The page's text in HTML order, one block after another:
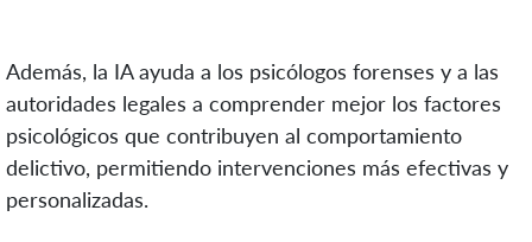
Además, la IA ayuda a los psicólogos forenses y a las
autoridades legales a comprender mejor los factores
psicológicos que contribuyen al comportamiento
delictivo, permitiendo intervenciones más efectivas y
personalizadas.